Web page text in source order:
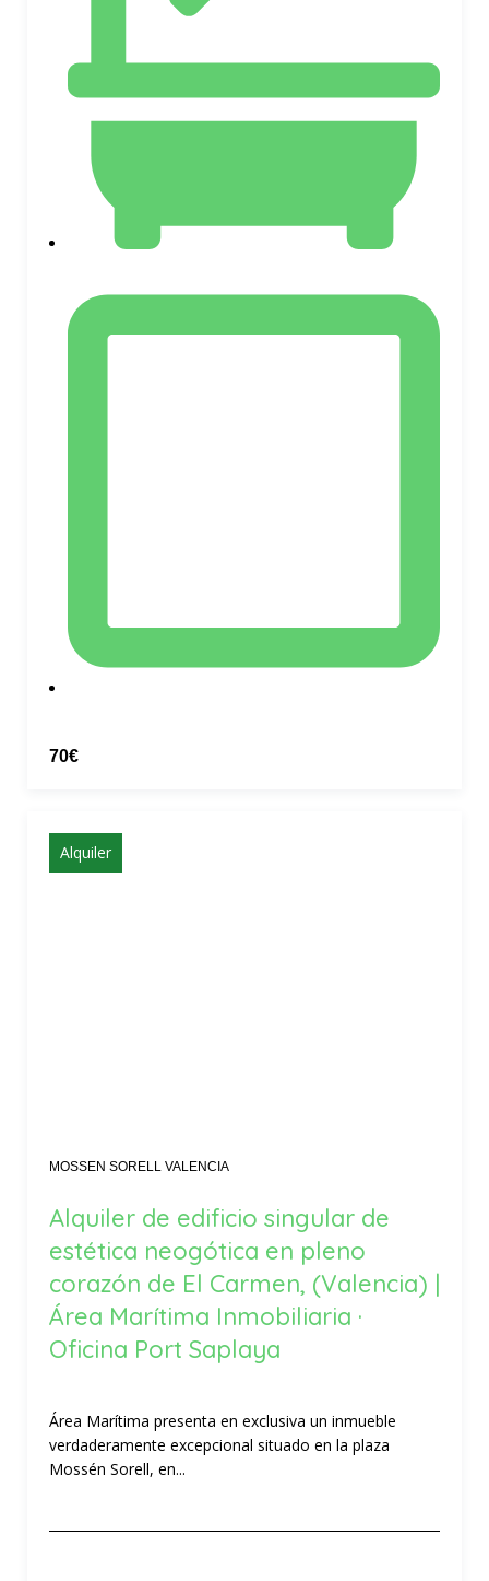
70€
Alquiler
MOSSEN SORELL VALENCIA
Alquiler de edificio singular de
estética neogótica en pleno
corazón de El Carmen, (Valencia) |
Área Marítima Inmobiliaria ·
Oficina Port Saplaya
Área Marítima presenta en exclusiva un inmueble
verdaderamente excepcional situado en la plaza
Mossén Sorell, en...